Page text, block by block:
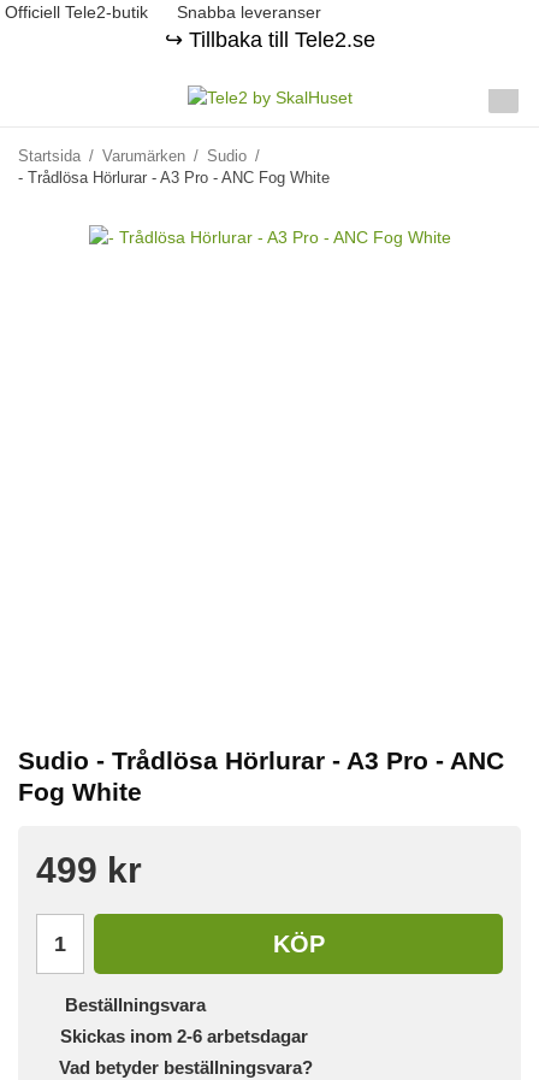
Officiell Tele2-butik Snabba leveranser
↪️ Tillbaka till Tele2.se
Startsida / Varumärken / Sudio /
- Trådlösa Hörlurar - A3 Pro - ANC Fog White
Sudio - Trådlösa Hörlurar - A3 Pro - ANC
Fog White
499 kr
KÖP
Beställningsvara
Skickas inom 2-6 arbetsdagar
Vad betyder beställningsvara?